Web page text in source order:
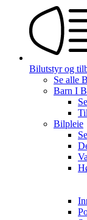
Bilutstyr og
Se alle
Barn I
Bilpleie